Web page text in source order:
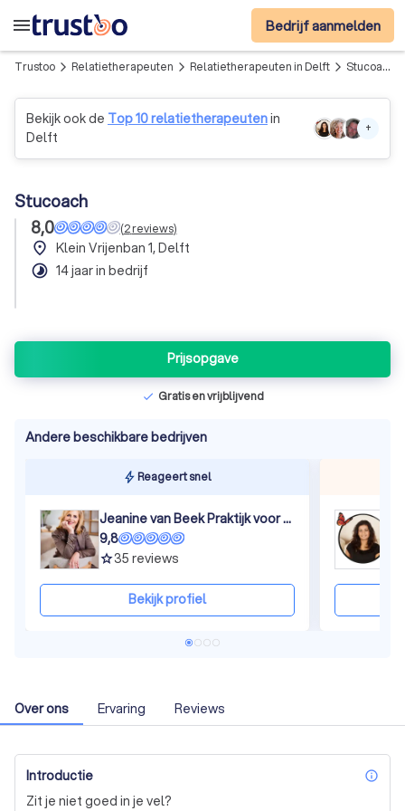
menu Bedrijf aanmelden
Trustoo arrow_forward_ios Relatietherapeuten arrow_forward_ios Relatietherapeuten in Delft arrow_forward_ios Stucoach
Bekijk ook de Top 10 relatietherapeutenin
Delft
+
Stucoach
8,0
(2reviews)
place Klein Vrijenban 1, Delft
timelapse 14 jaar in bedrijf
Prijsopgave
check Gratis en vrijblijvend
Andere beschikbare bedrijven
Reageert snel
Jeanine van Beek Praktijk voor Psychosociale Hulpverlening
9,8
grade35 reviews
Bekijk profiel
Over ons Ervaring Reviews
Introductie
Zit je niet goed in je vel?